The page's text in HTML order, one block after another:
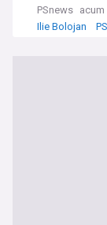
PSnews acum
Ilie Bolojan